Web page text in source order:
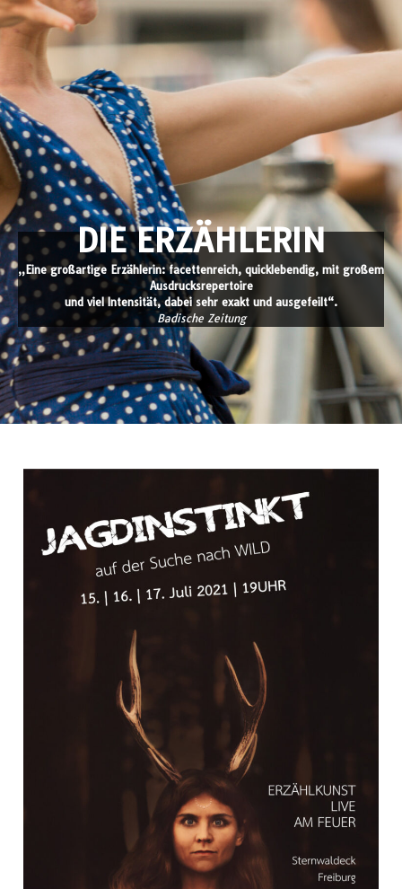
DIE ERZÄHLERIN
„Eine großartige Erzählerin: facettenreich, quicklebendig, mit großem
Ausdrucksrepertoire
und viel Intensität, dabei sehr exakt und ausgefeilt“.
Badische Zeitung